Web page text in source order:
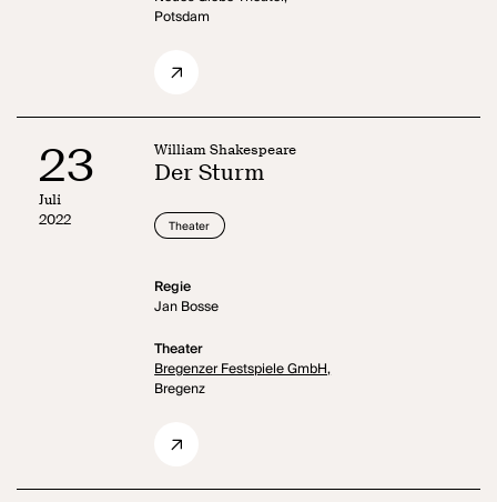
Potsdam
23
Juli
2022
William Shakespeare
Der Sturm
Theater
Regie
Jan Bosse
Theater
Bregenzer Festspiele GmbH,
Bregenz